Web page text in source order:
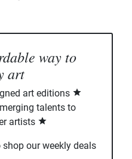
way to
art
art editions
talents to
artists
our weekly deals